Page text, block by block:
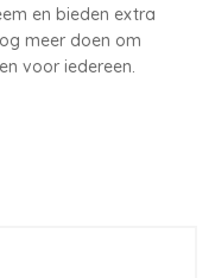
en bieden extra
meer doen om
voor iedereen.